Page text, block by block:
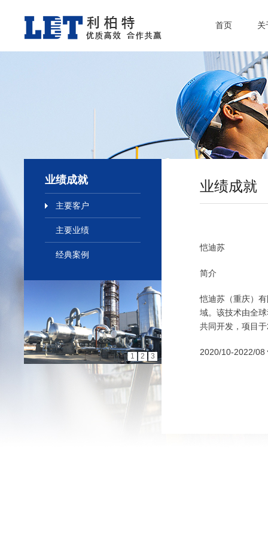
首页 关
业绩成就
主要客户
主要业绩
经典案例
1 2 3
业绩成就
恺迪苏
简介
恺迪苏（重庆）
域。该技术由全
共同开发，项目于
2020/10-2022/08